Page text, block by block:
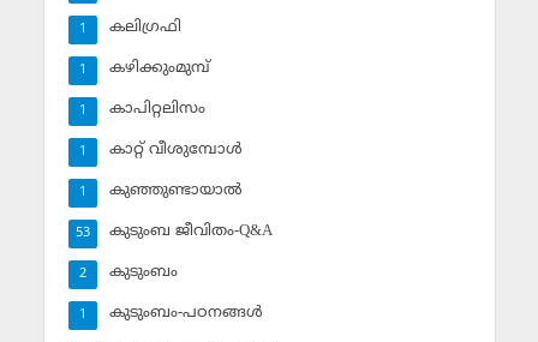
കലിഗ്രഫി
1
കഴിക്കുംമുമ്പ്
1
കാപിറ്റലിസം
1
കാറ്റ് വീശുമ്പോള്‍
1
കുഞ്ഞുണ്ടായാല്‍
1
കുടുംബ ജീവിതം-Q&A
53
കുടുംബം
2
കുടുംബം-പഠനങ്ങള്‍
1